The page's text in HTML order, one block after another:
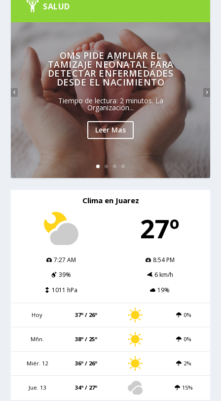
SALUD
OMS PIDE AMPLIAR EL
TAMIZAJE NEONATAL PARA
DETECTAR ENFERMEDADES
DESDE EL NACIMIENTO
Tiempo de lectura: 2 minutos. La
Organización...
Leer Mas
Clima en Juarez
27º
7:27 AM
8:54 PM
39%
6 km/h
1011 hPa
19%
Hoy 37º / 26º 0%
Mñn. 38º / 25º 0%
Miér. 12 36º / 26º 2%
Jue. 13 34º / 27º 15%